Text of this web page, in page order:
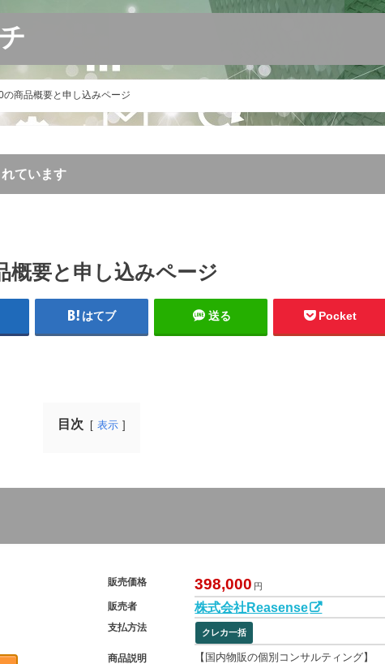
の商品概要と申し込みページ
ています
概要と申し込みページ
はてブ 送る Pocket
目次 表示
販売価格 398,000 円
販売者 株式会社Reasense
支払方法 クレカ一括
商品説明
【国内物販の個別コンサルティング】